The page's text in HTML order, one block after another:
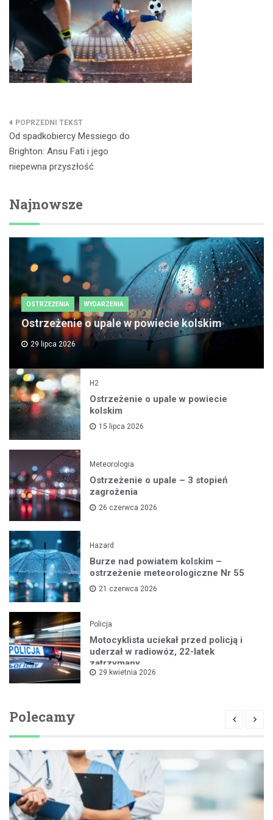
Nawigacja
wpisu
Od spadkobiercy Messiego do
Brighton: Ansu Fati i jego
niepewna przyszłość
Najnowsze
OSTRZEŻENIA WYDARZENIA
Ostrzeżenie o upale w powiecie kolskim
29 lipca 2026
H2
Ostrzeżenie o upale w powiecie
kolskim
15 lipca 2026
Meteorologia
Ostrzeżenie o upale – 3 stopień
zagrożenia
26 czerwca 2026
Hazard
Burze nad powiatem kolskim –
ostrzeżenie meteorologiczne Nr 55
21 czerwca 2026
Policja
Motocyklista uciekał przed policją i
uderzał w radiowóz, 22-latek
zatrzymany
29 kwietnia 2026
Polecamy